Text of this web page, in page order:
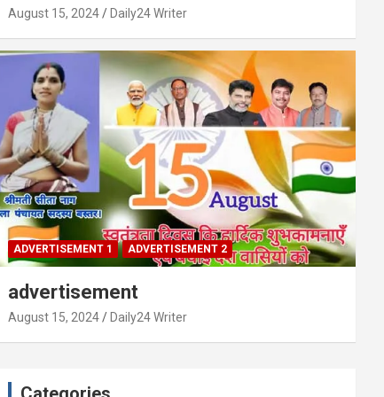
August 15, 2024 Daily24 Writer
ADVERTISEMENT 1 ADVERTISEMENT 2
advertisement
August 15, 2024 Daily24 Writer